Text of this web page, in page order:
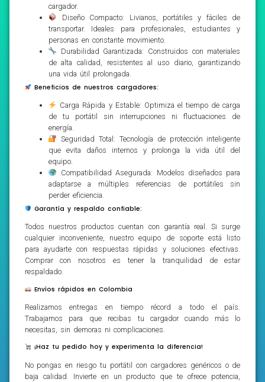
cargador.
Diseño Compacto: Livianos, portátiles y fáciles de
transportar. Ideales para profesionales, estudiantes y
personas en constante movimiento.
Durabilidad Garantizada: Construidos con materiales
de alta calidad, resistentes al uso diario, garantizando
una vida útil prolongada.
Beneficios de nuestros cargadores:
Carga Rápida y Estable: Optimiza el tiempo de carga
de tu portátil sin interrupciones ni fluctuaciones de
energía.
Seguridad Total: Tecnología de protección inteligente
que evita daños internos y prolonga la vida útil del
equipo.
Compatibilidad Asegurada: Modelos diseñados para
adaptarse a múltiples referencias de portátiles sin
perder eficiencia.
Garantía y respaldo confiable:
Todos nuestros productos cuentan con garantía real. Si surge
cualquier inconveniente, nuestro equipo de soporte está listo
para ayudarte con respuestas rápidas y soluciones efectivas.
Comprar con nosotros es tener la tranquilidad de estar
respaldado.
Envíos rápidos en Colombia
Realizamos entregas en tiempo récord a todo el país.
Trabajamos para que recibas tu cargador cuando más lo
necesitas, sin demoras ni complicaciones.
¡Haz tu pedido hoy y experimenta la diferencia!
No pongas en riesgo tu portátil con cargadores genéricos o de
baja calidad. Invierte en un producto que te ofrece potencia,